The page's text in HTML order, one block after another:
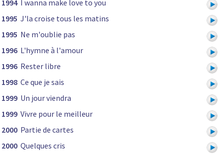
1994 I wanna make love to you
1995 J'la croise tous les matins
1995 Ne m'oublie pas
1996 L'hymne à l'amour
1996 Rester libre
1998 Ce que je sais
1999 Un jour viendra
1999 Vivre pour le meilleur
2000 Partie de cartes
2000 Quelques cris